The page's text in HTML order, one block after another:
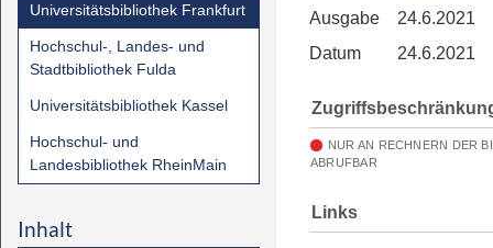
Universitätsbibliothek Frankfurt
Hochschul-, Landes- und
Stadtbibliothek Fulda
Universitätsbibliothek Kassel
Hochschul- und
Landesbibliothek RheinMain
Inhalt
Ausgabe
24.6.2021
Datum
24.6.2021
NUR AN RECHNERN DER
ABRUFBAR
Links